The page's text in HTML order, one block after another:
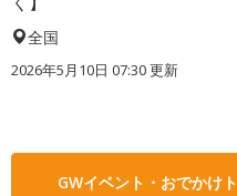
全国
2026年5月10日 07:30 更新
GWイベント・おでかけ